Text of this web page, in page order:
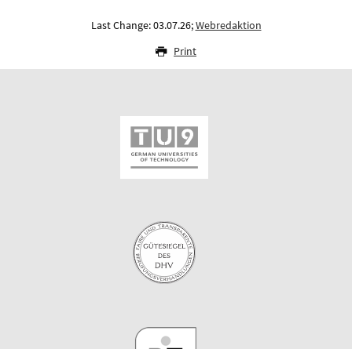
Last Change: 03.07.26;Webredaktion
Print